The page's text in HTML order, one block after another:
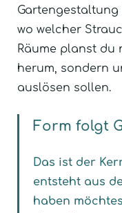
Gartengestaltung
wo welcher
Räume planst du
herum, sondern
auslösen sollen.
Form folgt
Das ist der
entsteht aus
haben